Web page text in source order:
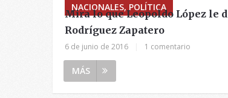
NACIONALES, POLÍTICA
Mira lo que Leopoldo López le
Rodríguez Zapatero
6 de junio de 2016 1 comentario
MÁS